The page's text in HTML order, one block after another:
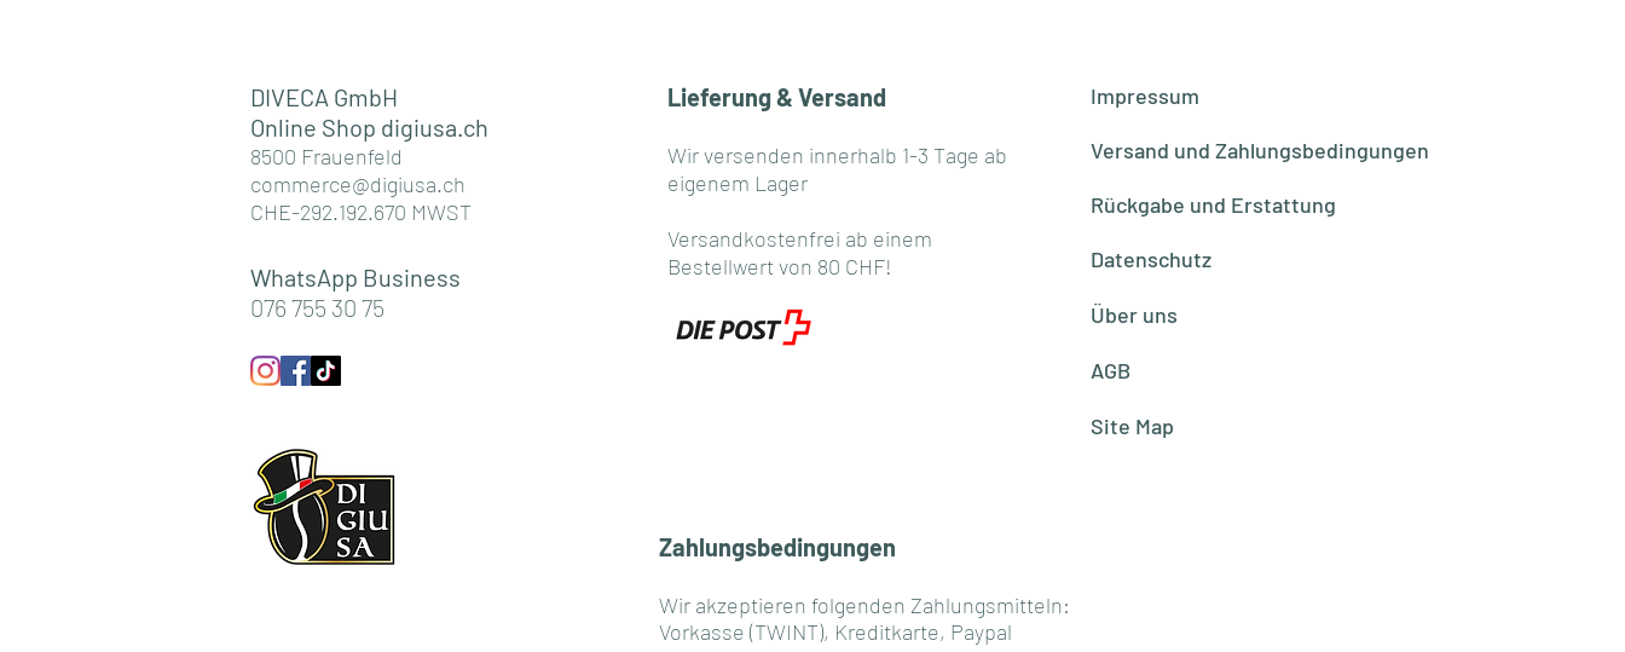
DIVECA GmbH
Online Shop digiusa.ch
8500 Frauenfeld
commerce@digiusa.ch
CHE-292.192.670 MWST
WhatsApp Business
076 755 30 75
Lieferung & Versand
Wir versenden innerhalb 1-3 Tage ab
eigenem Lager
Versandkostenfrei ab einem
Bestellwert von 80 CHF!
Impressum
Versand und Zahlungsbedingungen
Rückgabe und Erstattung
Datenschutz
Über uns
AGB
Site Map
Zahlungsbedingungen
Wir akzeptieren folgenden Zahlungsmitteln:
Vorkasse (TWINT), Kreditkarte, Paypal